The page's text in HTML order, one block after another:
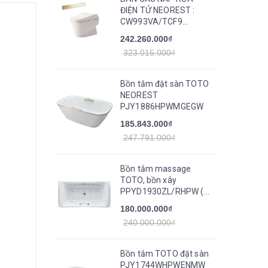
ĐIỆN TỬ NEOREST :
CW993VA/TCF9...
242.260.000₫
323.015.000₫
Bồn tắm đặt sàn TOTO
NEOREST
PJY1886HPWMGEGW
185.843.000₫
247.791.000₫
Bồn tắm massage
TOTO, bồn xây
PPYD1930ZL/RHPW (...
180.000.000₫
240.000.000₫
Bồn tắm TOTO đặt sàn
PJY1744WHPWENMW_TVBF412